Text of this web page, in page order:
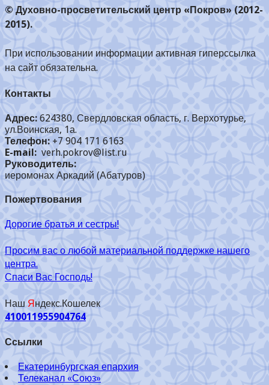
© Духовно-просветительский центр «Покров» (2012-
2015).
При использовании информации активная гиперссылка
на сайт обязательна.
Контакты
Адрес: 624380, Свердловская область, г. Верхотурье,
ул.Воинская, 1а.
Телефон: +7 904 171 6163
E-mail: verh.pokrov@list.ru
Руководитель:
иеромонах Аркадий (Абатуров)
Пожертвования
Дорогие братья и сестры!
Просим вас о любой материальной поддержке нашего
центра.
Спаси Вас Господь!
Наш Яндекс.Кошелек
410011955904764
Ссылки
Екатеринбургская епархия
Телеканал «Союз»